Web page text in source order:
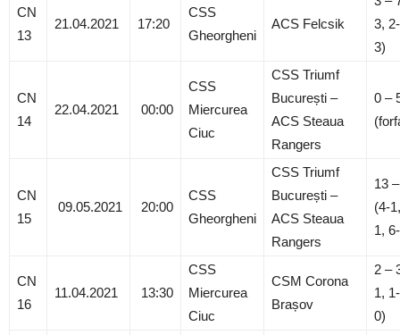
CN
13
21.04.2021 17:20
CSS
Gheorgheni
ACS Felcsik
3,
3)
CN
14
22.04.2021 00:00
CSS
Miercurea
Ciuc
CSS Triumf
București –
ACS Steaua
Rangers
0 –
CN
15
09.05.2021 20:00
CSS
Gheorgheni
CSS Triumf
București –
ACS Steaua
Rangers
13
(4-
1,
CN
16
11.04.2021 13:30
CSS
Miercurea
Ciuc
CSM Corona
Brașov
2 –
1,
0)